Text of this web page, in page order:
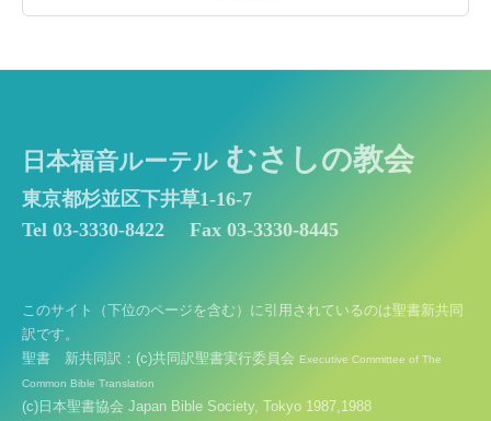
日本福音ルーテル むさしの教会
東京都杉並区下井草1-16-7
Tel 03-3330-8422
Fax 03-3330-8445
このサイト（下位のページを含む）に引用されているのは聖書新共同
訳です。
聖書 新共同訳：(c)共同訳聖書実行委員会 Executive Committee of The
Common Bible Translation
(c)日本聖書協会 Japan Bible Society, Tokyo 1987,1988